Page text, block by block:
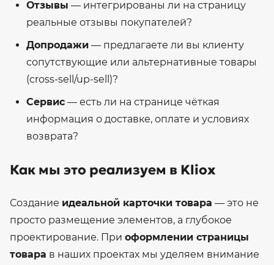
Отзывы — интегрированы ли на страницу
реальные отзывы покупателей?
Допродажи— предлагаете ли вы клиенту
сопутствующие или альтернативные товары
(cross-sell/up-sell)?
Сервис— есть ли на странице чёткая
информация о доставке, оплате и условиях
возврата?
Как мы это реализуем в Kliox
Создание идеальной карточки товара — это не
просто размещение элементов, а глубокое
проектирование. При оформлении страницы
товара в наших проектах мы уделяем внимание